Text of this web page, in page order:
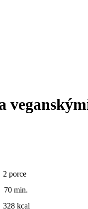
2 porce
70 min.
328 kcal